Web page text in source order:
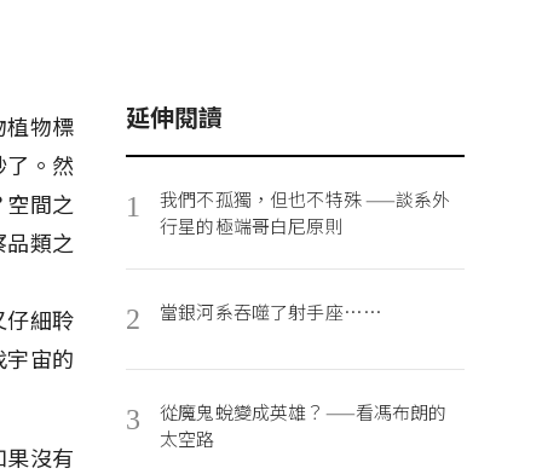
植物標
了。然
間之
類之
仔細聆
宇宙的
果沒有
延伸閱讀
1
我們不孤獨，但也不特殊 ——談系外
行星的極端哥白尼原則
2 當銀河系吞噬了射手座……
3
從魔鬼蛻變成英雄？——看馮布朗的
太空路